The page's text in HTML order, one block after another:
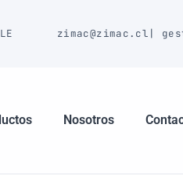
zimac@zimac.cl |
Nosotros